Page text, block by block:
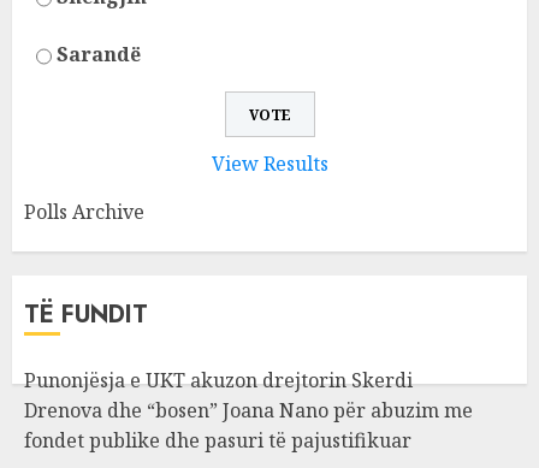
Sarandë
View Results
Polls Archive
TË FUNDIT
Punonjësja e UKT akuzon drejtorin Skerdi
Drenova dhe “bosen” Joana Nano për abuzim me
fondet publike dhe pasuri të pajustifikuar